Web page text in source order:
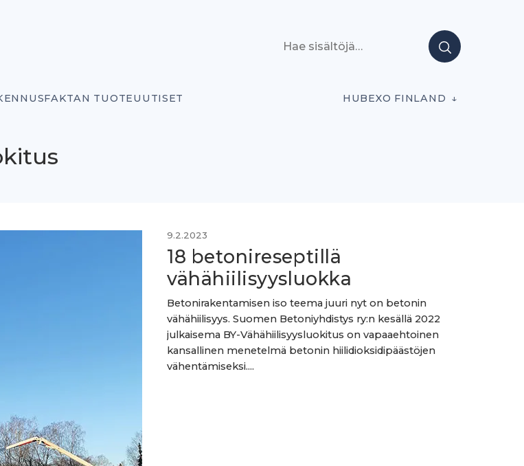
TUOTEUUTISET HUBEXO FINLAND
9.2.2023
18 betonireseptillä
vähähiilisyysluokka
Betonirakentamisen iso teema juuri nyt on betonin
vähähiilisyys. Suomen Betoniyhdistys ry:n kesällä 2022
julkaisema BY-Vähähiilisyysluokitus on vapaaehtoinen
kansallinen menetelmä betonin hiilidioksidipäästöjen
vähentämiseksi....